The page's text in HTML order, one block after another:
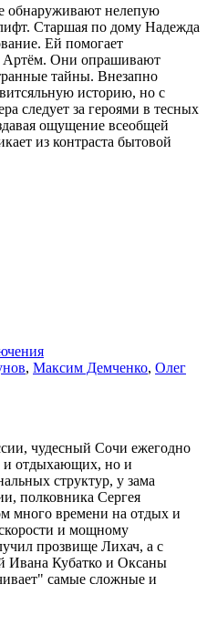
обнаруживают нелепую
Старшая по дому Надежда
Ей помогает
Артём. Они опрашивают
тайны. Внезапно
историю, но с
следует за героями в тесных
ощущение всеобщей
из контраста бытовой
, Максим Демченко, Олег
чудесный Сочи ежегодно
и отдыхающих, но и
структур, у зама
полковника Сергея
много времени на отдых и
и мощному
прозвище Лихач, а с
Ивана Кубатко и Оксаны
самые сложные и